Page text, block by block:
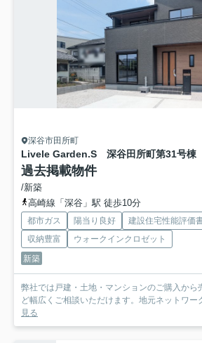
深谷市田所町
Livele Garden.S 深谷田所町第31号棟
過去掲載物件
/新築
高崎線「深谷」駅 徒歩10分
都市ガス 陽当り良好 建設住宅性能評価
収納豊富
ウォークインクロゼット
新築
弊社では戸建・土地・マンションのご購入から
ど幅広くご相談いただけます。地元ネットワー
見る